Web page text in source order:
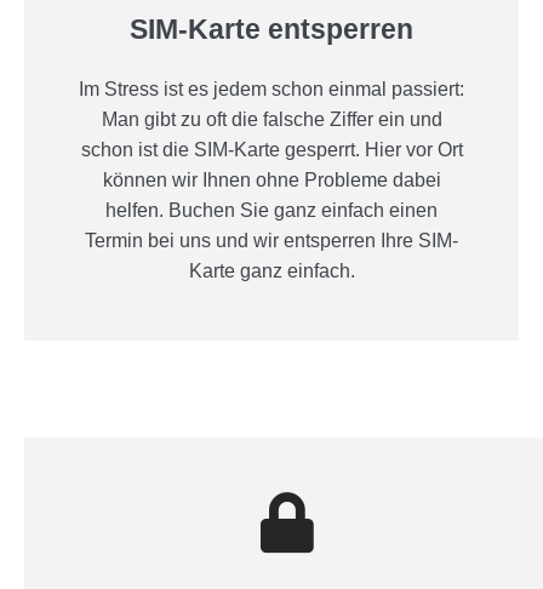
SIM-Karte entsperren
Im Stress ist es jedem schon einmal passiert:
Man gibt zu oft die falsche Ziffer ein und
schon ist die SIM-Karte gesperrt. Hier vor Ort
können wir Ihnen ohne Probleme dabei
helfen. Buchen Sie ganz einfach einen
Termin bei uns und wir entsperren Ihre SIM-
Karte ganz einfach.